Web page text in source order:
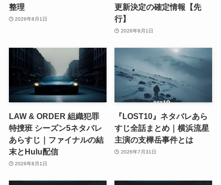
整理
2026年8月1日
更新決定の確定情報【先
行】
2026年8月1日
LAW & ORDER 組織犯罪
特捜班 シーズン5ネタバレ
あらすじ｜ファイナルの結
末とHulu配信
2026年8月1日
『LOST10』ネタバレあら
すじ全話まとめ｜横浜流星
主演の支樺岳事件とは
2026年7月31日